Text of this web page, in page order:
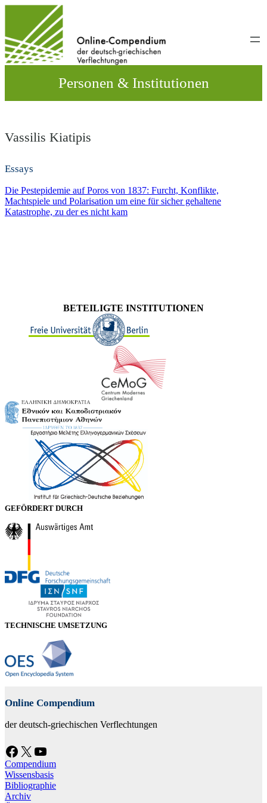
wechseln
Personen & Institutionen
Vassilis Kiatipis
Essays
Die Pestepidemie auf Poros von 1837: Furcht, Konflikte,
Machtspiele und Polarisation um eine für sicher gehaltene
Katastrophe, zu der es nicht kam
BETEILIGTE INSTITUTIONEN
GEFÖRDERT DURCH
TECHNISCHE UMSETZUNG
Online Compendium
der deutsch-griechischen Verflechtungen
Facebook X YouTube
Compendium
Wissensbasis
Bibliographie
Archiv